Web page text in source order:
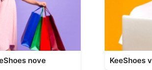
nove
KeeShoes